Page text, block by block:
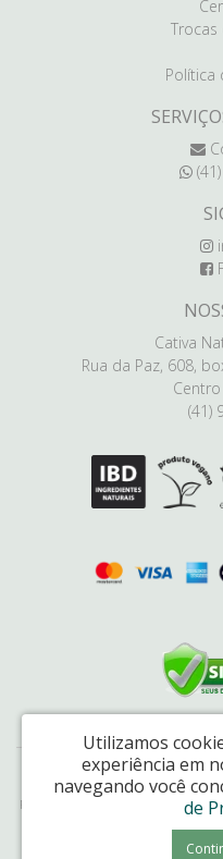
Trocas
Política
Cativa
Rua da Paz, 608,
(41)
Natural Link Comércio de
Rua da Paz, 6085, box 514, Mercado
Cativa
Utilizamos
experiência em
navegando você
de